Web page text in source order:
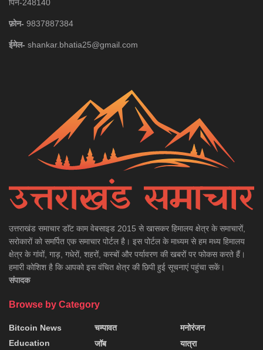
पिन-248140
फ़ोन- 9837887384
ईमेल- shankar.bhatia25@gmail.com
उत्तराखंड समाचार डाॅट काम वेबसाइड 2015 से खासकर हिमालय क्षेत्र के समाचारों,
सरोकारों को समर्पित एक समाचार पोर्टल है। इस पोर्टल के माध्यम से हम मध्य हिमालय
क्षेत्र के गांवों, गाड़, गधेरों, शहरों, कस्बों और पर्यावरण की खबरों पर फोकस करते हैं।
हमारी कोशिश है कि आपको इस वंचित क्षेत्र की छिपी हुई सूचनाएं पहुंचा सकें।
संपादक
Browse by Category
Bitcoin News
Education
चम्पावत
जॉब
मनोरंजन
यात्रा